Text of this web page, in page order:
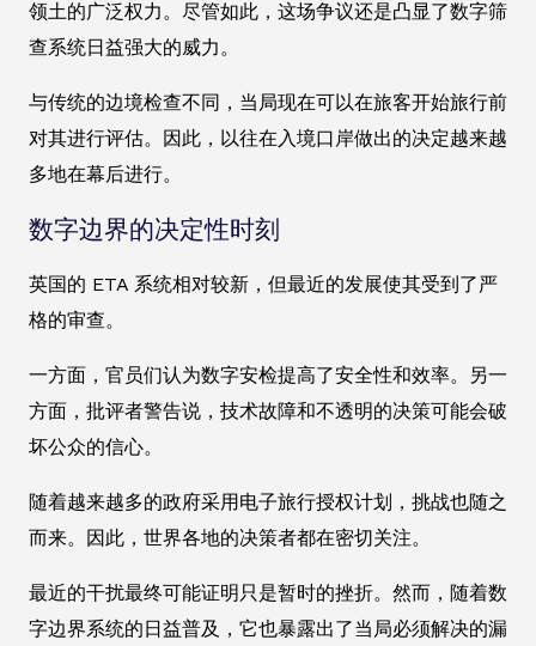
领土的广泛权力。尽管如此，这场争议还是凸显了数字筛
查系统日益强大的威力。
与传统的边境检查不同，当局现在可以在旅客开始旅行前
对其进行评估。因此，以往在入境口岸做出的决定越来越
多地在幕后进行。
数字边界的决定性时刻
英国的 ETA 系统相对较新，但最近的发展使其受到了严
格的审查。
一方面，官员们认为数字安检提高了安全性和效率。另一
方面，批评者警告说，技术故障和不透明的决策可能会破
坏公众的信心。
随着越来越多的政府采用电子旅行授权计划，挑战也随之
而来。因此，世界各地的决策者都在密切关注。
最近的干扰最终可能证明只是暂时的挫折。然而，随着数
字边界系统的日益普及，它也暴露出了当局必须解决的漏